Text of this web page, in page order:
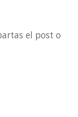
el post o